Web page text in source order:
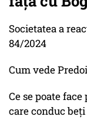
Societatea a
84/2024
Cum vede
Ce se poate
care conduc